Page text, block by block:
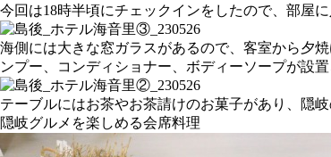
今回は18時半頃にチェックインをしたので、部屋
海側には大きな窓ガラスがあるので、客室から夕
ンプー、コンディショナー、ボディーソープが設置
テーブルにはお茶やお茶請けのお菓子があり、隠
隠岐グルメを楽しめる会席料理